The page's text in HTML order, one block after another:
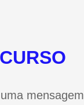
mensagem